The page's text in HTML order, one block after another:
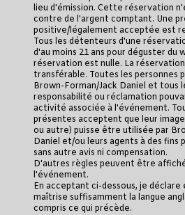
lieu d'émission. Cette réservation
contre de l'argent comptant. Une
positive/légalement acceptée est
Tous les détenteurs d'une
d'au moins 21 ans pour déguster du
réservation est nulle. La
transférable. Toutes les personnes
Brown-Forman/Jack Daniel et tous
responsabilité ou réclamation
activité associée à l'événement.
présentes acceptent que leur
ou autre) puisse être utilisée par
Daniel et/ou leurs agents à des fins
sans autre avis ni compensation.
D'autres règles peuvent être
l'événement.
En acceptant ci-dessous, je déclare
maîtrise suffisamment la langue
compris ce qui précède.